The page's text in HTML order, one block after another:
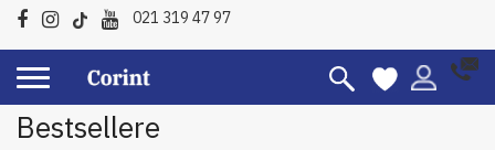
021 319 47 97
Bestsellere